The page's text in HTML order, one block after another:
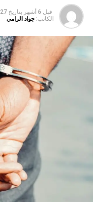
قبل 6 أشهر بتاريخ 27 يناير 2026
الكاتب: جواد الرامي